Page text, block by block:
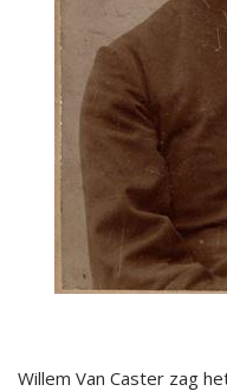
Willem Van Caster zag